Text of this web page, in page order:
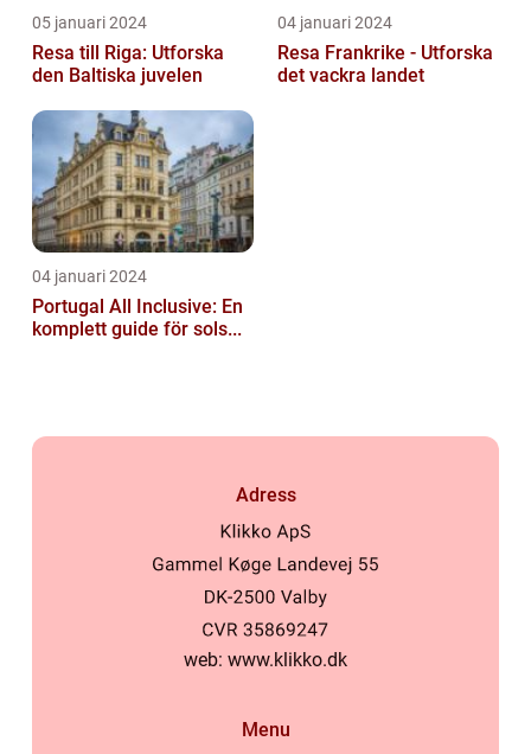
05 januari 2024
Resa till Riga: Utforska
den Baltiska juvelen
04 januari 2024
Resa Frankrike - Utforska
det vackra landet
04 januari 2024
Portugal All Inclusive: En
komplett guide för sols...
Adress
web: www.klikko.dk
Menu